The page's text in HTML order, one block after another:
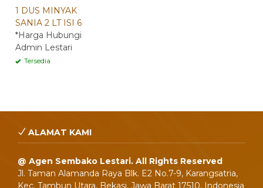
1 DUS MINYAK
SANIA 2 LT ISI 6
*Harga Hubungi
Admin Lestari
Tersedia
ALAMAT KAMI
@ Agen Sembako Lestari. All Rights Reserved
Jl. Taman Alamanda Raya Blk. E2 No.7-9, Karangsatria,
Kec. Tambun Utara, Bekasi, Jawa Barat 17510, Indonesia